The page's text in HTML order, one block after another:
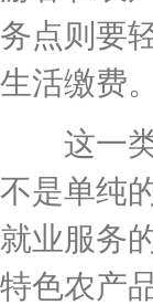
务点则要
生活缴费
这一类
不是单纯
就业服务
特色农产